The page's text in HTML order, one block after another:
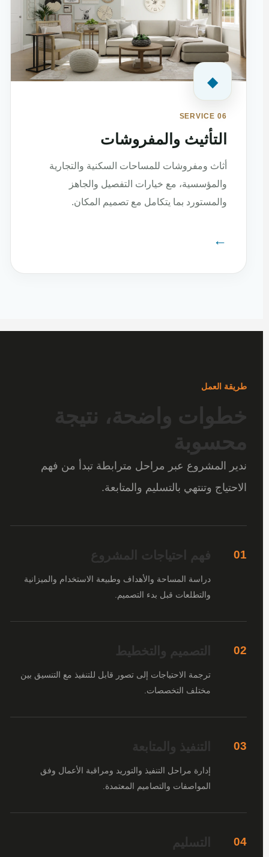
◆
SERVICE 06
التأثيث والمفروشات
أثاث ومفروشات للمساحات السكنية والتجارية
والمؤسسية، مع خيارات التفصيل والجاهز
والمستورد بما يتكامل مع تصميم المكان.
←
طريقة العمل
خطوات واضحة، نتيجة
محسوبة
ندير المشروع عبر مراحل مترابطة تبدأ من فهم
الاحتياج وتنتهي بالتسليم والمتابعة.
01 فهم احتياجات المشروع
دراسة المساحة والأهداف وطبيعة الاستخدام والميزانية
والتطلعات قبل بدء التصميم.
02 التصميم والتخطيط
ترجمة الاحتياجات إلى تصور قابل للتنفيذ مع التنسيق بين
مختلف التخصصات.
03 التنفيذ والمتابعة
إدارة مراحل التنفيذ والتوريد ومراقبة الأعمال وفق
المواصفات والتصاميم المعتمدة.
04 التسليم